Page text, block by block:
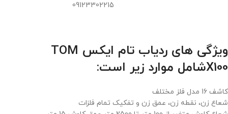
09123302215
ویژگی های ردیاب تام ایکس TOM
X100شامل موارد زیر است:
کاشف 16 مدل فلز مختلف
شعاع زن، نقطه زن، عمق زن و تفکیک تمام فلزات